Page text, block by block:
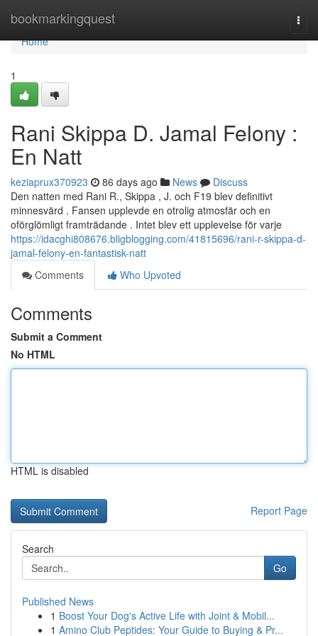
bookmarkingquest
Home
Home
1
Rani Skippa D. Jamal Felony :
En Natt
keziaprux370923 86 days ago News
Discuss
Den natten med Rani R., Skippa , J. och F19 blev definitivt
minnesvärd . Fansen upplevde en otrolig atmosfär och en
oförglömligt framträdande . Intet blev ett upplevelse för varje
https://idacghi808676.bligblogging.com/41815696/rani-r-skippa-d-
jamal-felony-en-fantastisk-natt
Comments
Who Upvoted
Comments
Submit a Comment
No HTML
HTML is disabled
Report Page
Search
Go
Published News
1 Boost Your Dog's Active Life with Joint & Mobil...
1 Amino Club Peptides: Your Guide to Buying & Pr...